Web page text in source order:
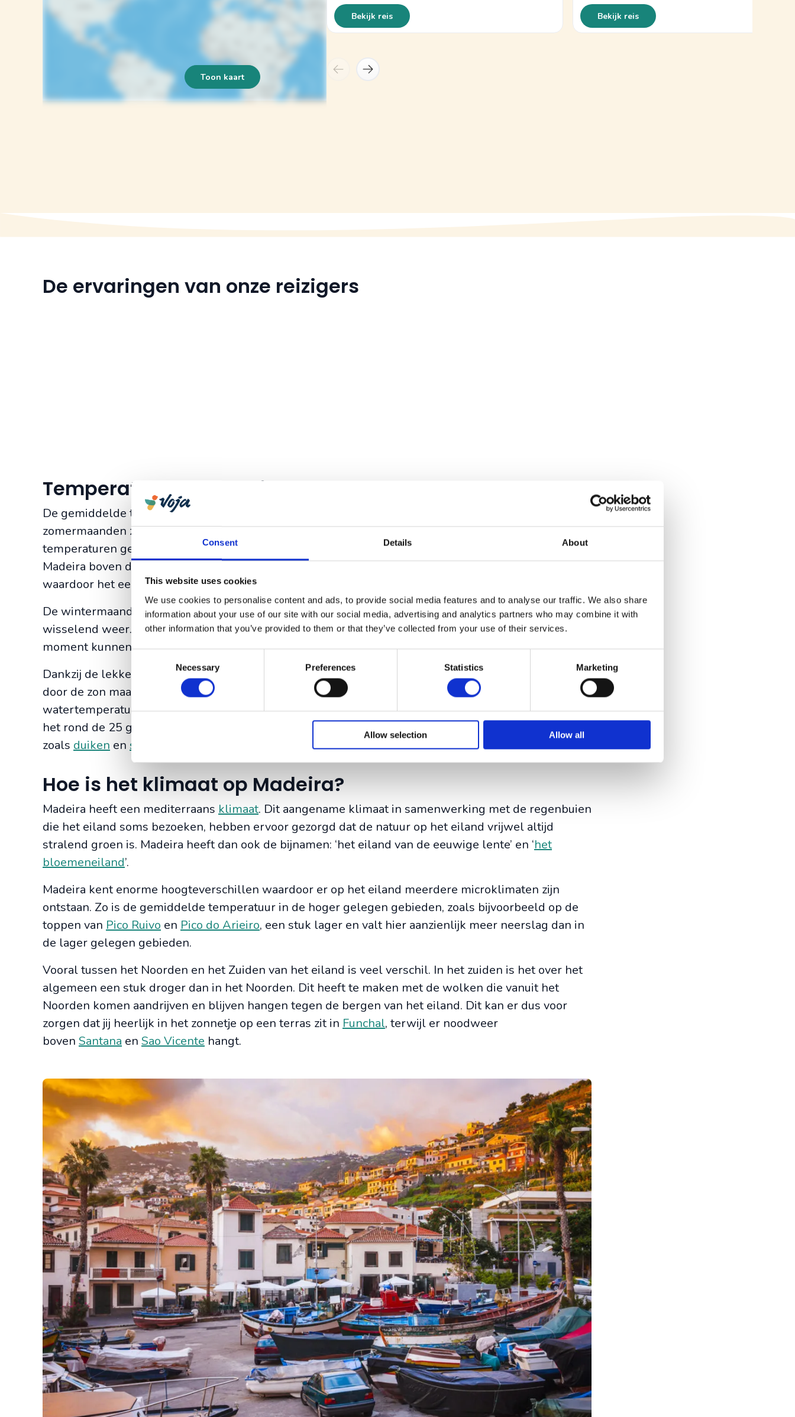
Consent Details About
This website uses cookies
We use cookies to personalise content and ads, to provide social media features and to analyse our traffic. We also share
information about your use of our site with our social media, advertising and analytics partners who may combine it with
other information that you’ve provided to them or that they’ve collected from your use of their services.
Necessary Preferences Statistics Marketing
Allow selection Allow all
Toon kaart
Bekijk reis Bekijk reis
De ervaringen van onze reizigers
Temperatuur op Madeira
De gemiddelde temperatuur ligt op Madeira rond de 20 graden maar deze kan wat schommelen. De
zomermaanden zijn aangenaam warm met temperaturen tot wel 26 graden. Langs de kust zijn de
temperaturen gemiddeld iets hoger en het kan een enkele keer voorkomen dat de temperaturen op
Madeira boven de 30 uitkomen. Maar dit gebeurt alleen wanneer de leste-wind vanuit Afrika waait,
waardoor het een stuk warmer wordt op het eiland.
De wintermaanden zijn heerlijk koel maar nooit echt koud. Wel moet je rekening houden met snel
wisselend weer. Het kan het ene moment namelijk heerlijk zonnig en warm zijn en het volgende
moment kunnen de wolken komen binnenrollen waardoor de temperatuur wat kan dalen.
Dankzij de lekkere temperatuur op Madeira is het water ook erg aangenaam. Dit komt niet alleen
door de zon maar ook door de warme Golfstroom van de Atlantische Oceaan. De gemiddelde
watertemperatuur tijdens de wintermaanden is ongeveer 19 graden en tijdens de zomermaanden ligt
het rond de 25 graden. Dit maakt Madeira uitermate geschikt voor watersportactiviteiten
zoals duiken en snorkelen
Hoe is het klimaat op Madeira?
Madeira heeft een mediterraans klimaat. Dit aangename klimaat in samenwerking met de regenbuien
die het eiland soms bezoeken, hebben ervoor gezorgd dat de natuur op het eiland vrijwel altijd
stralend groen is. Madeira heeft dan ook de bijnamen: ‘het eiland van de eeuwige lente’ en ‘het
bloemeneiland’.
Madeira kent enorme hoogteverschillen waardoor er op het eiland meerdere microklimaten zijn
ontstaan. Zo is de gemiddelde temperatuur in de hoger gelegen gebieden, zoals bijvoorbeeld op de
toppen van Pico Ruivo en Pico do Arieiro, een stuk lager en valt hier aanzienlijk meer neerslag dan in
de lager gelegen gebieden.
Vooral tussen het Noorden en het Zuiden van het eiland is veel verschil. In het zuiden is het over het
algemeen een stuk droger dan in het Noorden. Dit heeft te maken met de wolken die vanuit het
Noorden komen aandrijven en blijven hangen tegen de bergen van het eiland. Dit kan er dus voor
zorgen dat jij heerlijk in het zonnetje op een terras zit in Funchal, terwijl er noodweer
boven Santana en Sao Vicente hangt.